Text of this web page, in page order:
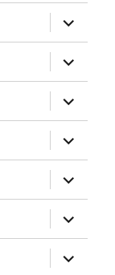
anzeigen
anzeigen
anzeigen
anzeigen
anzeigen
anzeigen
anzeigen